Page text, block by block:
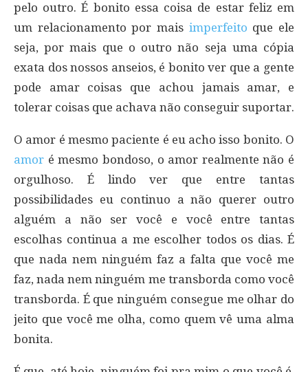
pelo outro. É bonito essa coisa de estar feliz em
um relacionamento por mais imperfeito que ele
seja, por mais que o outro não seja uma cópia
exata dos nossos anseios, é bonito ver que a gente
pode amar coisas que achou jamais amar, e
tolerar coisas que achava não conseguir suportar.
O amor é mesmo paciente é eu acho isso bonito. O
amor é mesmo bondoso, o amor realmente não é
orgulhoso. É lindo ver que entre tantas
possibilidades eu continuo a não querer outro
alguém a não ser você e você entre tantas
escolhas continua a me escolher todos os dias. É
que nada nem ninguém faz a falta que você me
faz, nada nem ninguém me transborda como você
transborda. É que ninguém consegue me olhar do
jeito que você me olha, como quem vê uma alma
bonita.